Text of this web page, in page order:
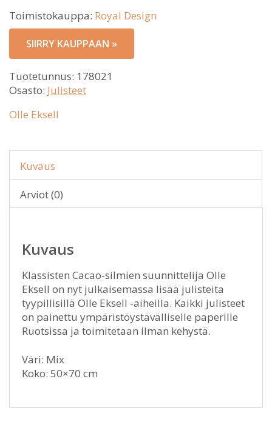
Toimistokauppa: Royal Design
SIIRRY KAUPPAAN »
Tuotetunnus: 178021
Osasto: Julisteet
Olle Eksell
Kuvaus
Arviot (0)
Kuvaus
Klassisten Cacao-silmien suunnittelija Olle
Eksell on nyt julkaisemassa lisää julisteita
tyypillisillä Olle Eksell -aiheilla. Kaikki julisteet
on painettu ympäristöystävälliselle paperille
Ruotsissa ja toimitetaan ilman kehystä.
Väri: Mix
Koko: 50×70 cm